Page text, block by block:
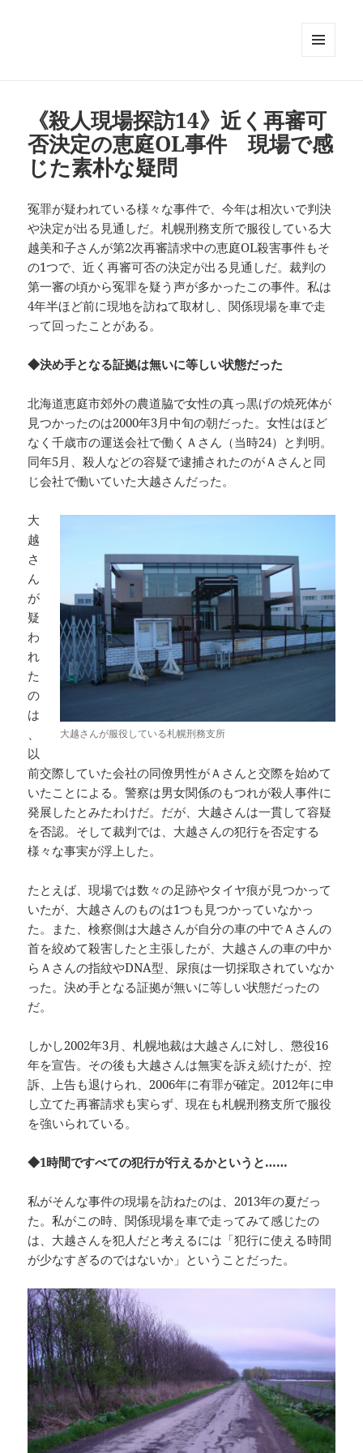
《殺人現場探訪14》近く再審可
否決定の恵庭OL事件 現場で感
じた素朴な疑問
冤罪が疑われている様々な事件で、今年は相次いで判決
や決定が出る見通しだ。札幌刑務支所で服役している大
越美和子さんが第2次再審請求中の恵庭OL殺害事件もそ
の1つで、近く再審可否の決定が出る見通しだ。裁判の
第一審の頃から冤罪を疑う声が多かったこの事件。私は
4年半ほど前に現地を訪ねて取材し、関係現場を車で走
って回ったことがある。
◆決め手となる証拠は無いに等しい状態だった
北海道恵庭市郊外の農道脇で女性の真っ黒げの焼死体が
見つかったのは2000年3月中旬の朝だった。女性はほど
なく千歳市の運送会社で働くＡさん（当時24）と判明。
同年5月、殺人などの容疑で逮捕されたのがＡさんと同
じ会社で働いていた大越さんだった。
大越さんが服役している札幌刑務支所
大
越
さ
ん
が
疑
わ
れ
た
の
は
、
以
前交際していた会社の同僚男性がＡさんと交際を始めて
いたことによる。警察は男女関係のもつれが殺人事件に
発展したとみたわけだ。だが、大越さんは一貫して容疑
を否認。そして裁判では、大越さんの犯行を否定する
様々な事実が浮上した。
たとえば、現場では数々の足跡やタイヤ痕が見つかって
いたが、大越さんのものは1つも見つかっていなかっ
た。また、検察側は大越さんが自分の車の中でＡさんの
首を絞めて殺害したと主張したが、大越さんの車の中か
らＡさんの指紋やDNA型、尿痕は一切採取されていなか
った。決め手となる証拠が無いに等しい状態だったの
だ。
しかし2002年3月、札幌地裁は大越さんに対し、懲役16
年を宣告。その後も大越さんは無実を訴え続けたが、控
訴、上告も退けられ、2006年に有罪が確定。2012年に申
し立てた再審請求も実らず、現在も札幌刑務支所で服役
を強いられている。
◆1時間ですべての犯行が行えるかというと……
私がそんな事件の現場を訪ねたのは、2013年の夏だっ
た。私がこの時、関係現場を車で走ってみて感じたの
は、大越さんを犯人だと考えるには「犯行に使える時間
が少なすぎるのではないか」ということだった。